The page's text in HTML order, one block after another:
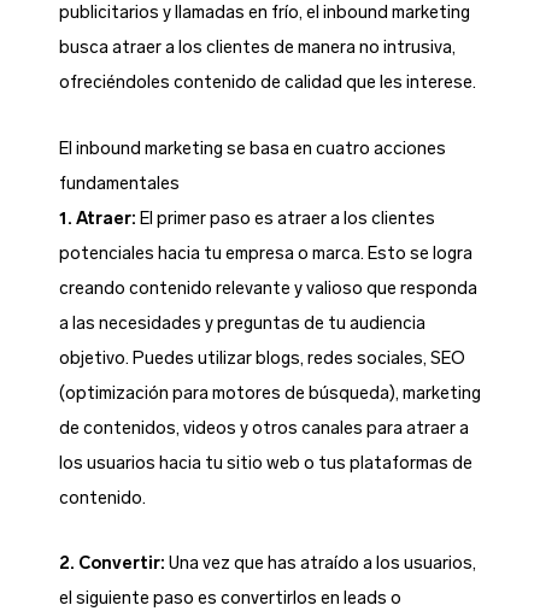
publicitarios y llamadas en frío, el inbound marketing
busca atraer a los clientes de manera no intrusiva,
ofreciéndoles contenido de calidad que les interese.
El inbound marketing se basa en cuatro acciones
fundamentales
1. Atraer: El primer paso es atraer a los clientes
potenciales hacia tu empresa o marca. Esto se logra
creando contenido relevante y valioso que responda
a las necesidades y preguntas de tu audiencia
objetivo. Puedes utilizar blogs, redes sociales, SEO
(optimización para motores de búsqueda), marketing
de contenidos, videos y otros canales para atraer a
los usuarios hacia tu sitio web o tus plataformas de
contenido.
2. Convertir: Una vez que has atraído a los usuarios,
el siguiente paso es convertirlos en leads o